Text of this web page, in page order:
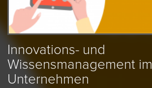
Innovations- und
Wissensmanagement im
Unternehmen